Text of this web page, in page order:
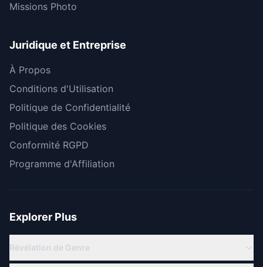
Missions Photo
Juridique et Entreprise
À Propos
Conditions d'Utilisation
Politique de Confidentialité
Politique des Cookies
Conformité RGPD
Programme d'Affiliation
Explorer Plus
Révélation de Genre